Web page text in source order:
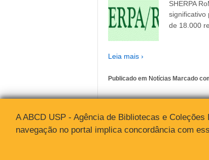
SHERPA
significativo
de 18.000
Leia mais ›
Publicado em Notícias Marcado
A ABCD USP - Agência de Bibliotecas e
navegação no portal implica concordância com